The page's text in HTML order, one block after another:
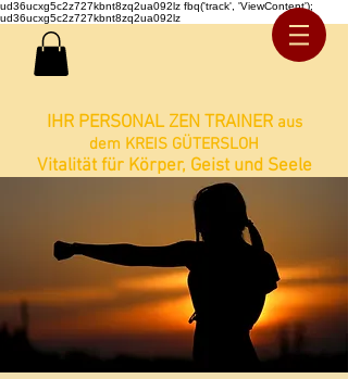
ud36ucxg5c2z727kbnt8zq2ua092lz fbq('track', 'ViewContent');
ud36ucxg5c2z727kbnt8zq2ua092lz
IHR PERSONAL ZEN TRAINER aus
dem KREIS GÜTERSLOH
Vitalität für Körper, Geist und Seele